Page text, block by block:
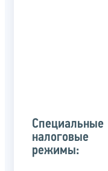
Специальные
налоговые
режимы: